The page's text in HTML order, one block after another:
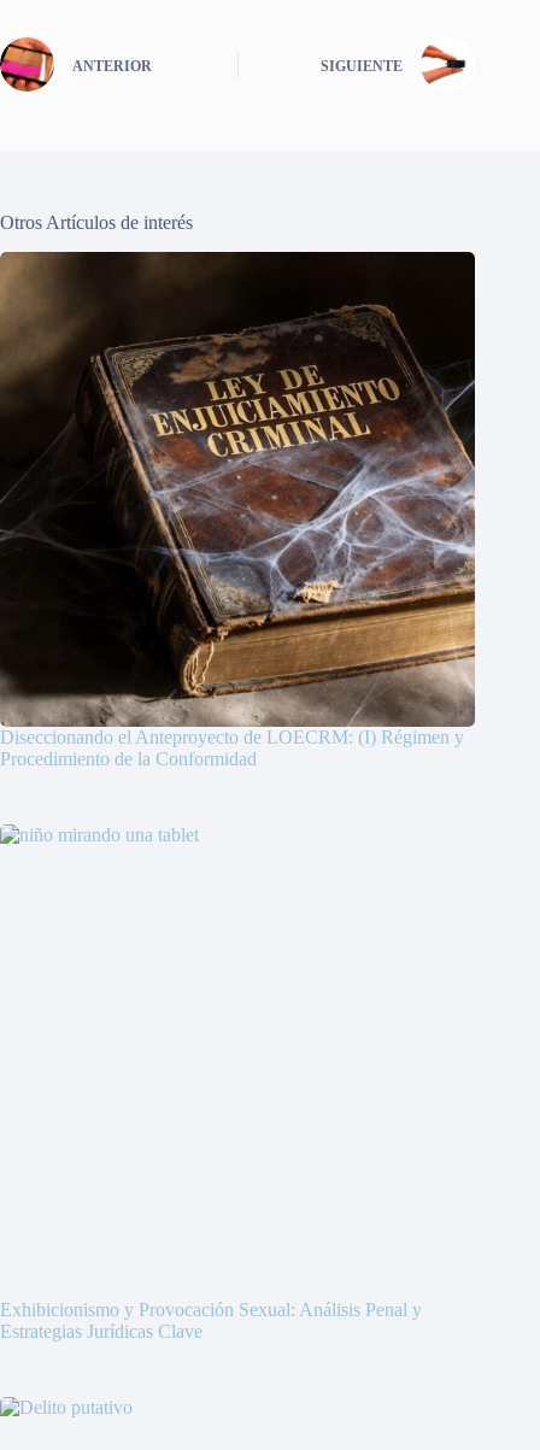
ANTERIOR SIGUIENTE
Otros Artículos de interés
Diseccionando el Anteproyecto de LOECRM: (I) Régimen y
Procedimiento de la Conformidad
Exhibicionismo y Provocación Sexual: Análisis Penal y
Estrategias Jurídicas Clave